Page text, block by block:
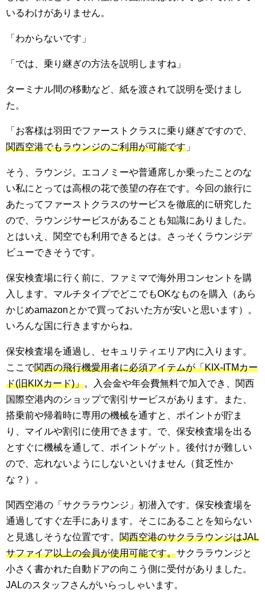
いるわけがありません。
「わからないです」
「では、乗り継ぎの方法を説明しますね」
ターミナル間の移動など、紙を渡されて説明を受けまし
た。
「お客様は羽田でファーストクラスに乗り継ぎですので、
関西空港でもラウンジのご利用が可能です 」
そう、ラウンジ。エコノミーや普通席しか乗ったことのな
い私にとっては高根の花で羨望の存在です。今回の旅行に
あたってファーストクラスのサービスを徹底的に研究した
ので、ラウンジサービスがあることも知識にありました。
とはいえ、関空でも利用できるとは。さっそくラウンジデ
ビューできそうです。
保安検査場に行く前に、ファミマで海外用コンセントを購
入します。マルチタイプでどこでもOKなものを購入（あら
かじめamazonとかで買っておいた方が安いと思います）。
いろんな国に行きますからね。
保安検査場を通過し、セキュリティエリア内に入ります。
ここで関西の飛行機愛用者に必須アイテムが「KIX-ITMカー
ド(旧KIXカード)」。入会金や年会費無料で加入でき、関西
国際空港内のショップで割引サービスがあります。また、
搭乗前や帰着時に専用の機械を通すと、ポイントが貯ま
り、マイルや割引に使用できます。で、保安検査場を出る
とすぐに機械を通して、ポイントゲット。後付けが難しい
ので、忘れないようにしないといけません（貧乏性か
な？）。
関西空港の「サクララウンジ」初潜入です。保安検査場を
通過してすぐ左手にあります。そこにあることを知らない
と見逃しそうな位置です。 関西空港のサクララウンジはJAL
サファイア以上の会員が使用可能です。サクララウンジと
小さく書かれた自動ドアの向こう側に受付がありました。
JALのスタッフさんがいらっしゃいます。